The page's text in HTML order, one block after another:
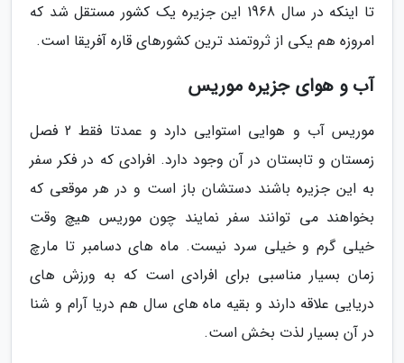
تا اینکه در سال 1968 این جزیره یک کشور مستقل شد که
امروزه هم یکی از ثروتمند ترین کشورهای قاره آفریقا است.
آب و هوای جزیره موریس
موریس آب و هوایی استوایی دارد و عمدتا فقط 2 فصل
زمستان و تابستان در آن وجود دارد. افرادی که در فکر سفر
به این جزیره باشند دستشان باز است و در هر موقعی که
بخواهند می توانند سفر نمایند چون موریس هیچ وقت
خیلی گرم و خیلی سرد نیست. ماه های دسامبر تا مارچ
زمان بسیار مناسبی برای افرادی است که به ورزش های
دریایی علاقه دارند و بقیه ماه های سال هم دریا آرام و شنا
در آن بسیار لذت بخش است.